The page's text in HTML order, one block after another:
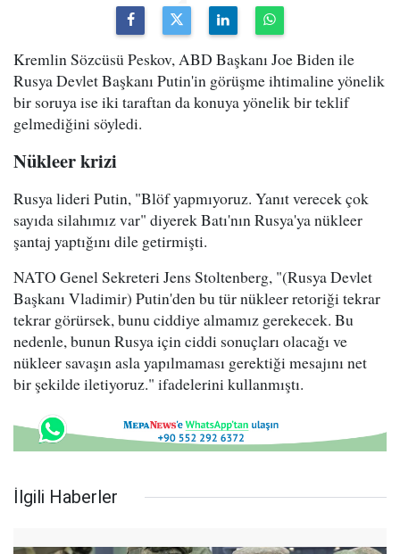
Kremlin Sözcüsü Peskov, ABD Başkanı Joe Biden ile
Rusya Devlet Başkanı Putin'in görüşme ihtimaline yönelik
bir soruya ise iki taraftan da konuya yönelik bir teklif
gelmediğini söyledi.
Nükleer krizi
Rusya lideri Putin, "Blöf yapmıyoruz. Yanıt verecek çok
sayıda silahımız var" diyerek Batı'nın Rusya'ya nükleer
şantaj yaptığını dile getirmişti.
NATO Genel Sekreteri Jens Stoltenberg, "(Rusya Devlet
Başkanı Vladimir) Putin'den bu tür nükleer retoriği tekrar
tekrar görürsek, bunu ciddiye almamız gerekecek. Bu
nedenle, bunun Rusya için ciddi sonuçları olacağı ve
nükleer savaşın asla yapılmaması gerektiği mesajını net
bir şekilde iletiyoruz." ifadelerini kullanmıştı.
İlgili Haberler